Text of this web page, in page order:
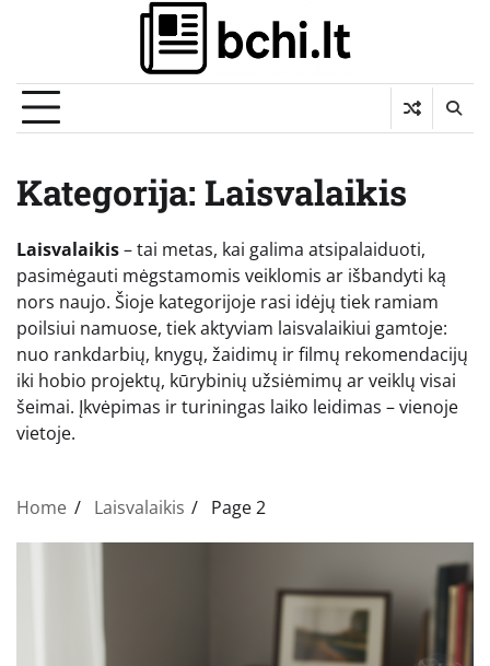
Kategorija: Laisvalaikis
Laisvalaikis– tai metas, kai galima atsipalaiduoti,
pasimėgauti mėgstamomis veiklomis ar išbandyti ką
nors naujo. Šioje kategorijoje rasi idėjų tiek ramiam
poilsiui namuose, tiek aktyviam laisvalaikiui gamtoje:
nuo rankdarbių, knygų, žaidimų ir filmų rekomendacijų
iki hobio projektų, kūrybinių užsiėmimų ar veiklų visai
šeimai. Įkvėpimas ir turiningas laiko leidimas – vienoje
vietoje.
Home Laisvalaikis Page 2